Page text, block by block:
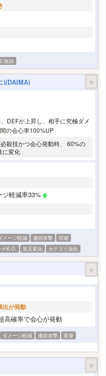
/無効
★
)(DAIMA)
DEFが上昇し、相手に究極ダメ
の会心率100%UP
殺技かつ会心発動時、 60%の
に変化
軽減率33%
メージ軽減 連続攻撃
回避
チK.O. 気玉変化 カテゴリ強化
★
出が発動
高確率で会心が発動
ダメージ軽減 連続攻撃 変身
★